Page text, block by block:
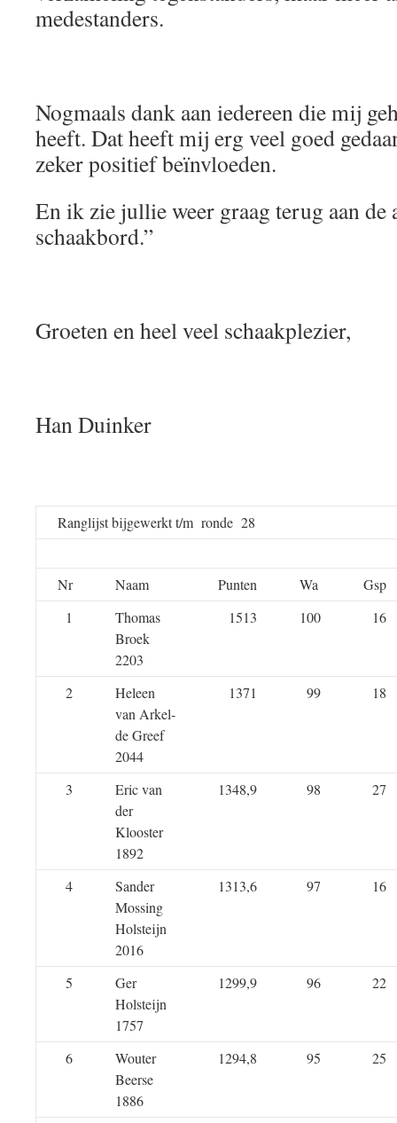
medestanders.
Nogmaals dank aan iedereen die mij
heeft. Dat heeft mij erg veel goed
zeker positief beïnvloeden.
En ik zie jullie weer graag terug aan de
schaakbord.”
Groeten en heel veel schaakplezier,
Han Duinker
Ranglijst bijgewerkt t/m ronde 28
Nr Naam Punten Wa
Gsp
1
Thomas
Broek
2203
1513 100 16
2
Heleen
van Arkel-
de Greef
2044
1371 99 18
3
Eric van
der
Klooster
1892
1348,9 98 27
4
Sander
Mossing
Holsteijn
2016
1313,6 97 16
5
Ger
Holsteijn
1757
1299,9 96 22
6
Wouter
Beerse
1886
1294,8 95 25